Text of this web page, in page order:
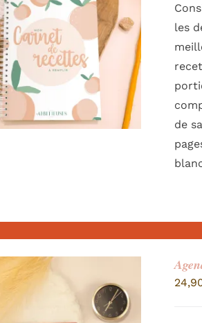
les
de